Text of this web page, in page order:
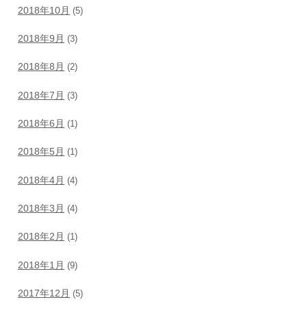
2018年10月 (5)
2018年9月 (3)
2018年8月 (2)
2018年7月 (3)
2018年6月 (1)
2018年5月 (1)
2018年4月 (4)
2018年3月 (4)
2018年2月 (1)
2018年1月 (9)
2017年12月 (5)